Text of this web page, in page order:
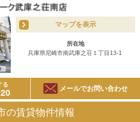
マップを表示
所在地
兵庫県尼崎市南武庫之荘１丁目13-1
る
メールでお問い合わせ
の賃貸物件情報